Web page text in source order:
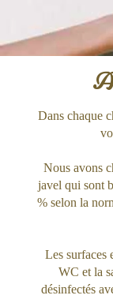
Dans chaque
Nous avons
javel qui sont
% selon la
Les surfaces
WC et la
désinfectés